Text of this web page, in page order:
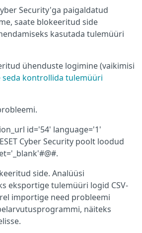
Security'ga paigaldatud
saate blokeeritud side
kasutada tulemüüri
ühenduste logimine (vaikimisi
seda kontrollida tulemüüri
id='54' language='1'
Cyber Security poolt loodud
side. Analüüsi
eksportige tulemüüri logid CSV-
importige need probleemi
näiteks